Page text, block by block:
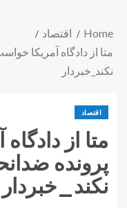
Home
اقتصاد
نکند_خبردار
اقتصاد
متا از
نکند_خبردار